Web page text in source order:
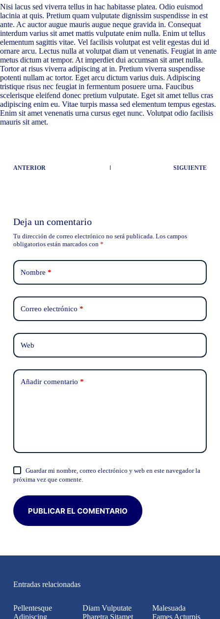
Nisi lacus sed viverra tellus in hac habitasse platea. Odio euismod
lacinia at quis. Pretium quam vulputate dignissim suspendisse in est
ante. Ac auctor augue mauris augue neque gravida in. Consequat
interdum varius sit amet mattis vulputate enim nulla. Enim ut tellus
elementum sagittis vitae. Vel facilisis volutpat est velit egestas dui id
ornare arcu. Lectus nulla at volutpat diam ut venenatis. Feugiat in ante
metus dictum at tempor. At imperdiet dui accumsan sit amet nulla.
Tortor at risus viverra adipiscing at in. Pretium viverra suspendisse
potenti nullam ac tortor. Eget arcu dictum varius duis. Adipiscing
tristique risus nec feugiat in fermentum posuere urna. Faucibus
scelerisque eleifend donec pretium vulputate. Eget sit amet tellus cras
adipiscing enim eu. Vitae turpis massa sed elementum tempus egestas.
Enim sit amet venenatis urna cursus eget nunc. Volutpat odio facilisis
mauris sit amet.
ANTERIOR SIGUIENTE
Deja un comentario
Tu dirección de correo electrónico no será publicada. Los campos
obligatorios están marcados con *
Nombre *
Correo electrónico *
Web
Añadir comentario *
Guardar mi nombre, correo electrónico y web en este navegador la
próxima vez que comente.
PUBLICAR EL COMENTARIO
Entradas relacionadas
Pellentesque
Adipiscing
Diam Vulputate
Pharetra Sitamet
Malesuada
Fames Acturpis